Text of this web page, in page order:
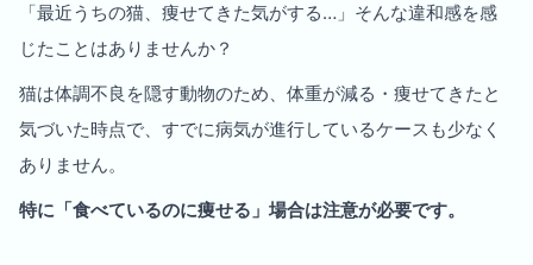
「最近うちの猫、痩せてきた気がする…」そんな違和感を感
じたことはありませんか？
猫は体調不良を隠す動物のため、体重が減る・痩せてきたと
気づいた時点で、すでに病気が進行しているケースも少なく
ありません。
特に「食べているのに痩せる」場合は注意が必要です。